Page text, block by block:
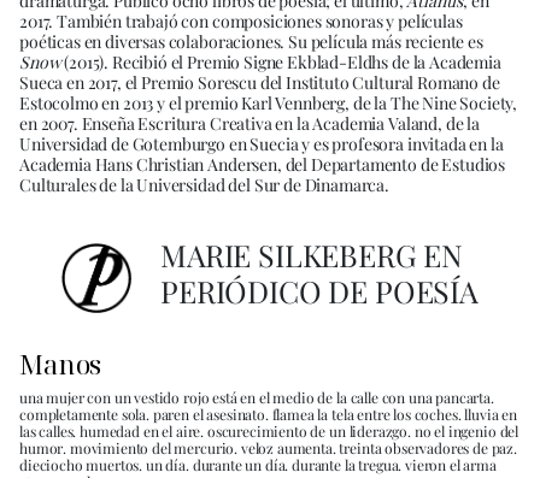
2017. También trabajó con composiciones sonoras y películas
poéticas en diversas colaboraciones. Su película más reciente es
Snow(2015). Recibió el Premio Signe Ekblad-Eldhs de la Academia
Sueca en 2017, el Premio Sorescu del Instituto Cultural Romano de
Estocolmo en 2013 y el premio Karl Vennberg, de la The Nine Society,
en 2007. Enseña Escritura Creativa en la Academia Valand, de la
Universidad de Gotemburgo en Suecia y es profesora invitada en la
Academia Hans Christian Andersen, del Departamento de Estudios
Culturales de la Universidad del Sur de Dinamarca.
MARIE SILKEBERG EN
PERIÓDICO DE POESÍA
Manos
una mujer con un vestido rojo está en el medio de la calle con una pancarta.
completamente sola. paren el asesinato. flamea la tela entre los coches. lluvia en
las calles. humedad en el aire. oscurecimiento de un liderazgo. no el ingenio del
humor. movimiento del mercurio. veloz aumenta. treinta observadores de paz.
dieciocho muertos. un día. durante un día. durante la tregua. vieron el arma